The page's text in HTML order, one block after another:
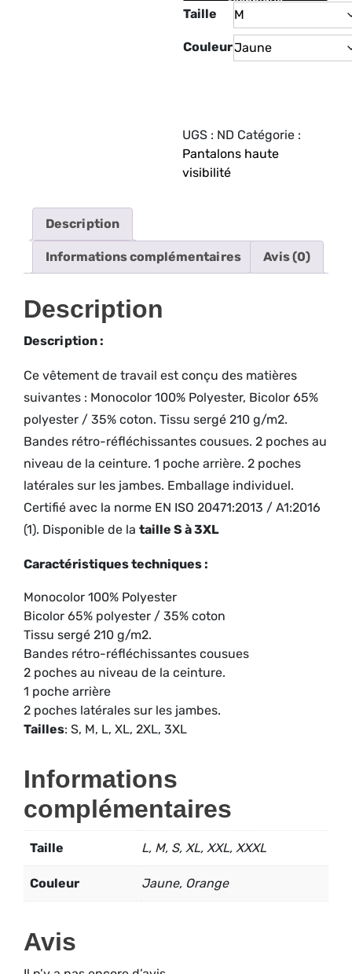
Taille
Couleur
UGS : ND Catégorie :
Pantalons haute
visibilité
Description
Informations complémentaires Avis (0)
Description
Description :
Ce vêtement de travail est conçu des matières
suivantes : Monocolor 100% Polyester, Bicolor 65%
polyester / 35% coton. Tissu sergé 210 g/m2.
Bandes rétro-réfléchissantes cousues. 2 poches au
niveau de la ceinture. 1 poche arrière. 2 poches
latérales sur les jambes. Emballage individuel.
Certifié avec la norme EN ISO 20471:2013 / A1:2016
(1). Disponible de la taille S à 3XL
Caractéristiques techniques :
Monocolor 100% Polyester
Bicolor 65% polyester / 35% coton
Tissu sergé 210 g/m2.
Bandes rétro-réfléchissantes cousues
2 poches au niveau de la ceinture.
1 poche arrière
2 poches latérales sur les jambes.
Tailles: S, M, L, XL, 2XL, 3XL
Informations
complémentaires
Taille L, M, S, XL, XXL, XXXL
Couleur Jaune, Orange
Avis